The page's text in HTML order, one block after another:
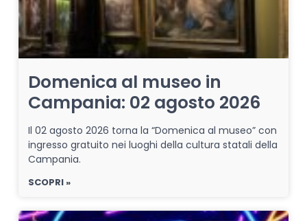
Domenica al museo in
Campania: 02 agosto 2026
Il 02 agosto 2026 torna la “Domenica al museo” con
ingresso gratuito nei luoghi della cultura statali della
Campania.
SCOPRI »